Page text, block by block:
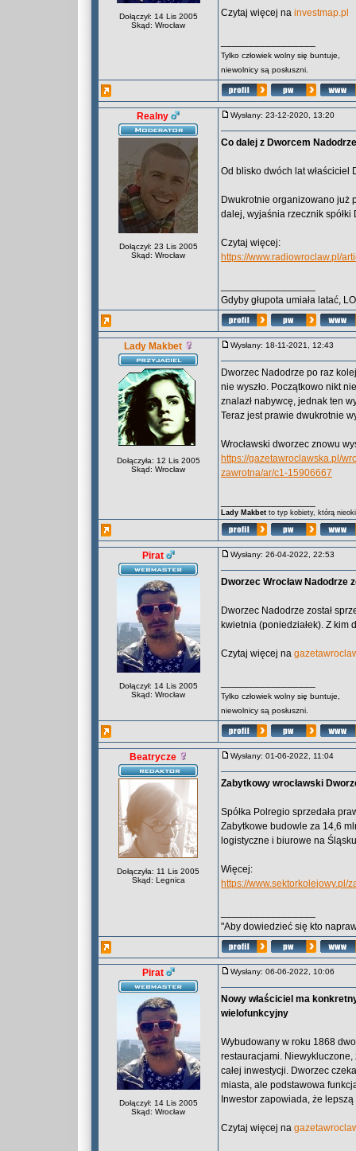
Dołączył: 14 Lis 2005
Skąd: Wrocław
Czytaj więcej na investmap.pl
Tylko człowiek wolny się buntuje,
niewolnicy są posłuszni.
Realny
Dołączył: 23 Lis 2005
Skąd: Wrocław
Wysłany: 23-12-2020, 13:20
Co dalej z Dworcem
Od blisko dwóch lat właściciel
Dwukrotnie organizowano już
dalej, wyjaśnia rzecznik
Czytaj więcej:
https://www.radiowroclaw.pl/
Gdyby głupota umiała latać,
Lady Makbet
Dołączyła: 12 Lis 2005
Skąd: Wrocław
Wysłany: 18-11-2021, 12:43
Dworzec Nadodrze po raz
nie wyszło. Początkowo nikt
znalazł nabywcę, jednak ten
Teraz jest prawie dwukrotnie
Wrocławski dworzec znowu
https://gazetawroclawska.pl/
zawrotna/ar/c1-15906667
Lady Makbet to typ kobiety, którą
Pirat
Dołączył: 14 Lis 2005
Skąd: Wrocław
Wysłany: 26-04-2022, 22:53
Dworzec Wrocław Nadodrze
Dworzec Nadodrze został
kwietnia (poniedziałek). Z kim
Czytaj więcej na
Tylko człowiek wolny się buntuje,
niewolnicy są posłuszni.
Beatrycze
Dołączyła: 11 Lis 2005
Skąd: Legnica
Wysłany: 01-06-2022, 11:04
Zabytkowy wrocławski
Spółka Polregio sprzedała
Zabytkowe budowle za 14,6
logistyczne i biurowe na
Więcej:
https://
"Aby dowiedzieć się kto
Pirat
Dołączył: 14 Lis 2005
Skąd: Wrocław
Wysłany: 06-06-2022, 10:06
Nowy właściciel ma
wielofunkcyjny
Wybudowany w roku 1868
restauracjami. Niewykluczone,
całej inwestycji. Dworzec
miasta, ale podstawowa
Inwestor zapowiada, że lepszą
Czytaj więcej na